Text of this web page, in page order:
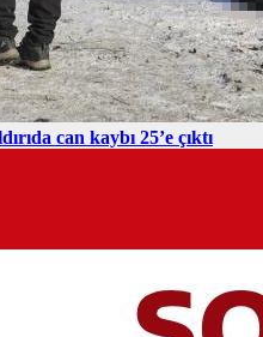
can kaybı 25’e çıktı